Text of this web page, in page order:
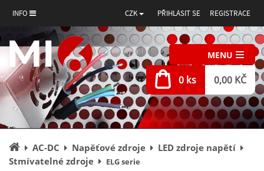
INFO CZK PŘIHLÁSIT SE REGISTRACE
MENU
0 ks 0,00 KČ
Úvodní
stránka
AC-DC Napěťové zdroje
LED zdroje napětí
Stmívatelné zdroje
ELG serie